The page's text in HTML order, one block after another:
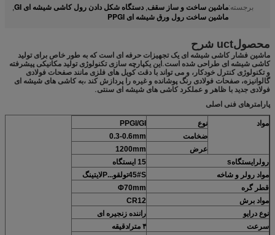
برجسته:ماشین ساخت و ساز سقف, دستگاه شکل دادن رول کاشی شیشه ای GI ,
ماشین ساخت رول ورق شیشه ای PPGI
محصولuct شرح
ماشین فشار کاشی شیشه ای یک تجهیزات حرفه ای است که به طور خاص برای تولید
کاشی شیشه ای طراحی شده است.این یکپارچه سازی تکنولوژی تولید مکانیکی پیشرفته
و تکنولوژی کنترل خودکار، و می تواند با دقت کویل های فلزی مانند صفحات فولادی
گالوانیزه، صفحات فولادی رنگ پوشانده و غیره را پردازش کند ،به کاشی های شیشه ای
فولادی جدید با ظاهر و عملکرد کاشی های شیشه ای سنتی.
پارامترهای فنی اصلی
مواد نوع
PPGI/GI
ضخامت
0.3-0.6mm
عرض
1200mm
رولر ایستگاهs
15 ایستگاه
مواد رولر و شاخه
45#S تولقو...Pلایتینگ
قطر گره
Φ70mm
مواد برش
CR12
نوع درایو
راننده زنجیره ای
سرعت
۴ متر/دقیقه